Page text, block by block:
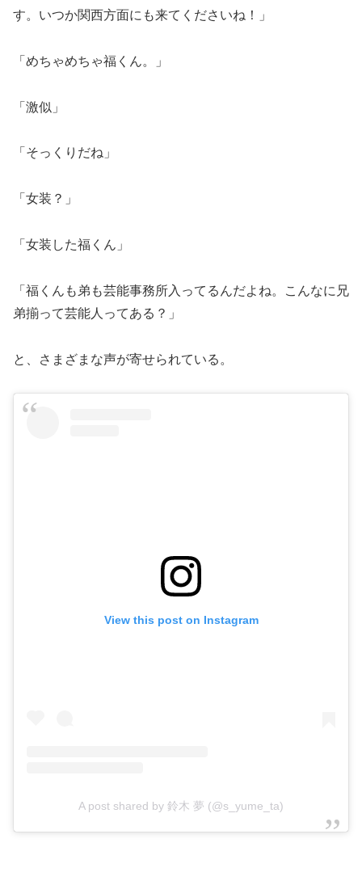
す。いつか関西方面にも来てくださいね！」
「めちゃめちゃ福くん。」
「激似」
「そっくりだね」
「女装？」
「女装した福くん」
「福くんも弟も芸能事務所入ってるんだよね。こんなに兄
弟揃って芸能人ってある？」
と、さまざまな声が寄せられている。
View this post on Instagram
A post shared by 鈴木 夢 (@s_yume_ta)